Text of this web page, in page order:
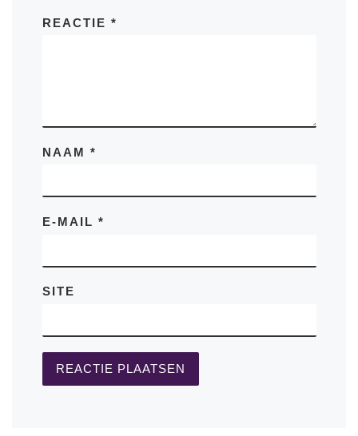
REACTIE *
NAAM *
E-MAIL *
SITE